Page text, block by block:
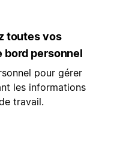
toutes vos
bord personnel
pour gérer
les informations
travail.